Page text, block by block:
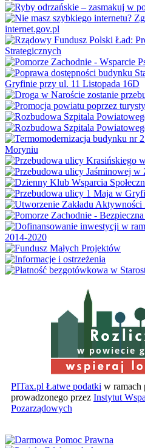
w powiecie
PITax.pl Łatwe podatki w ramach
prowadzonego przez Instytut
Pozarządowych